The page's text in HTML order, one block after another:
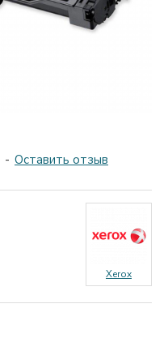
- Оставить отзыв
Xerox